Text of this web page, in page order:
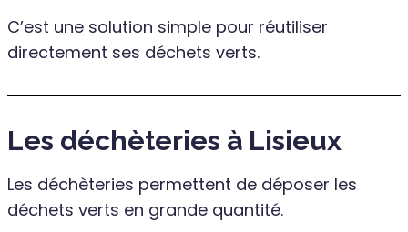
C’est une solution simple pour réutiliser
directement ses déchets verts.
Les déchèteries à Lisieux
Les déchèteries permettent de déposer les
déchets verts en grande quantité.